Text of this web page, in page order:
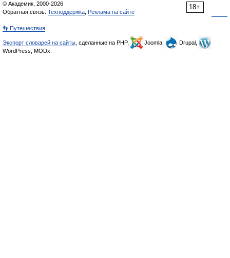
18+
© Академик, 2000-2026
Обратная связь: Техподдержка Реклама на сайте
👣 Путешествия
Экспорт словарей на сайты , сделанные на PHP, Joomla,
Drupal,
WordPress, MODx.